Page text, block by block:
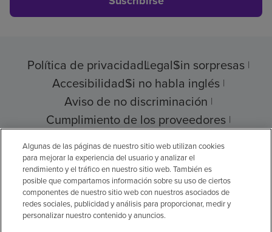
Política de privacidadLegalSin sorpresas
AccesibilidadSi no habla inglés
Aviso de no discriminación
Cumplimiento de los proveedores
Transparencia de precios
© 2026 Encompass Health Corporation
Preferencias de cookies
Algunas de las páginas de nuestro sitio web utilizan cookies
para mejorar la experiencia del usuario y analizar el
rendimiento y el tráfico en nuestro sitio web. También es
posible que compartamos información sobre su uso de ciertos
componentes de nuestro sitio web con nuestros asociados de
redes sociales, publicidad y análisis para proporcionar, medir y
personalizar nuestro contenido y anuncios.